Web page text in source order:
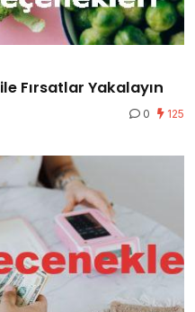
Fırsatlar Yakalayın
0 125